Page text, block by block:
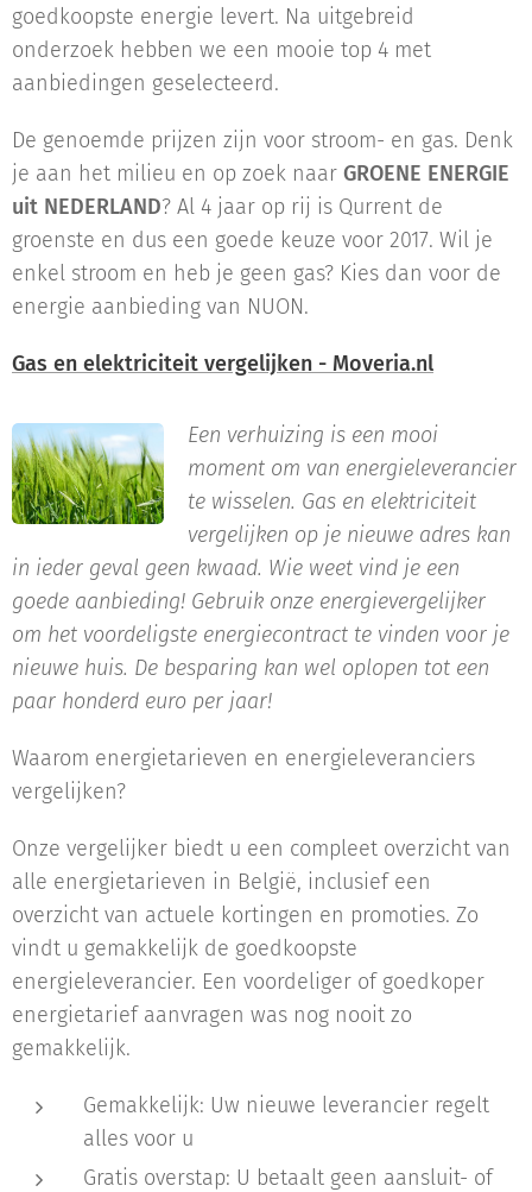
goedkoopste energie levert. Na uitgebreid
onderzoek hebben we een mooie top 4 met
aanbiedingen geselecteerd.
De genoemde prijzen zijn voor stroom- en gas. Denk
je aan het milieu en op zoek naar GROENE ENERGIE
uit NEDERLAND? Al 4 jaar op rij is Qurrent de
groenste en dus een goede keuze voor 2017. Wil je
enkel stroom en heb je geen gas? Kies dan voor de
energie aanbieding van NUON.
Gas en elektriciteit vergelijken - Moveria.nl
Een verhuizing is een mooi
moment om van energieleverancier
te wisselen. Gas en elektriciteit
vergelijken op je nieuwe adres kan
in ieder geval geen kwaad. Wie weet vind je een
goede aanbieding! Gebruik onze energievergelijker
om het voordeligste energiecontract te vinden voor je
nieuwe huis. De besparing kan wel oplopen tot een
paar honderd euro per jaar!
Waarom energietarieven en energieleveranciers
vergelijken?
Onze vergelijker biedt u een compleet overzicht van
alle energietarieven in België, inclusief een
overzicht van actuele kortingen en promoties. Zo
vindt u gemakkelijk de goedkoopste
energieleverancier. Een voordeliger of goedkoper
energietarief aanvragen was nog nooit zo
gemakkelijk.
Gemakkelijk: Uw nieuwe leverancier regelt
alles voor u
Gratis overstap: U betaalt geen aansluit- of